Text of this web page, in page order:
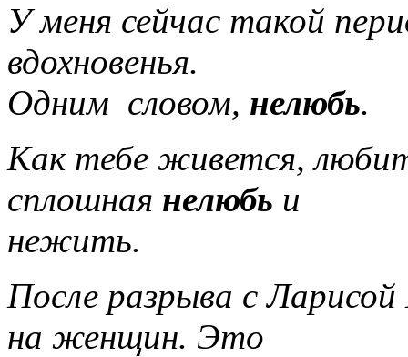
У меня сейчас такой
вдохновенья.
Одним словом, нелюбь.
Как тебе живется,
сплошная нелюбь и
нежить.
После разрыва с
на женщин. Это